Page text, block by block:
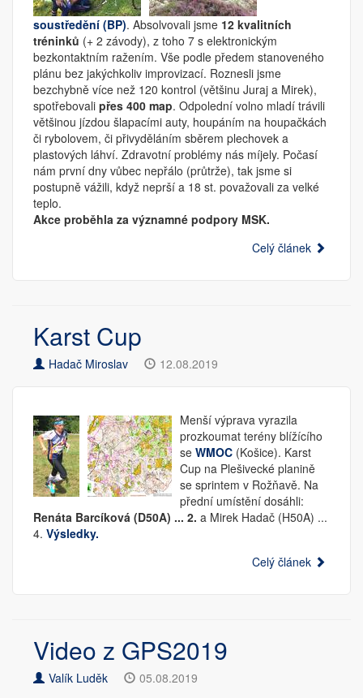
soustředění (BP). Absolvovali jsme 12 kvalitních
tréninků (+ 2 závody), z toho 7 s elektronickým
bezkontaktním ražením. Vše podle předem stanoveného
plánu bez jakýchkoliv improvizací. Roznesli jsme
bezchybně více než 120 kontrol (většinu Juraj a Mirek),
spotřebovali přes 400 map. Odpolední volno mladí trávili
většinou jízdou šlapacími auty, houpáním na houpačkách
či rybolovem, či přivyděláním sběrem plechovek a
plastových láhví. Zdravotní problémy nás míjely. Počasí
nám první dny vůbec nepřálo (průtrže), tak jsme si
postupně vážili, když neprší a 18 st. považovali za velké
teplo.
Akce proběhla za významné podpory MSK.
Celý článek
Karst Cup
Hadač Miroslav 12.08.2019
Menší výprava vyrazila
prozkoumat terény blížícího
se WMOC (Košice). Karst
Cup na Plešivecké planině
se sprintem v Rožňavě. Na
přední umístění dosáhli:
Renáta Barcíková (D50A) ... 2. a Mirek Hadač (H50A) ...
4. Výsledky.
Celý článek
Video z GPS2019
Valík Luděk 05.08.2019